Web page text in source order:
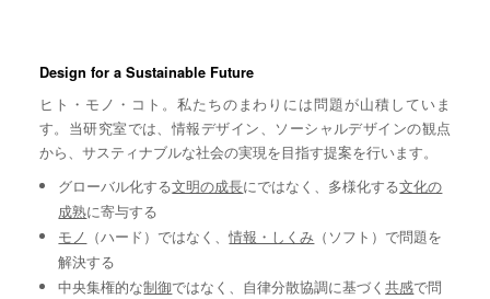
Design for a Sustainable Future
ヒト・モノ・コト。私たちのまわりには問題が山積していま
す。当研究室では、情報デザイン、ソーシャルデザインの観点
から、サスティナブルな社会の実現を目指す提案を行います。
グローバル化する文明の成長にではなく、多様化する文化の
成熟に寄与する
モノ （ハード）ではなく、情報・しくみ （ソフト）で問題を
解決する
中央集権的な制御ではなく、自律分散協調に基づく共感で問